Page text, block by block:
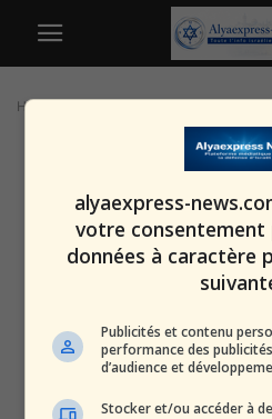
Home
alyaexpress-
votre
données à caractère
Publicités et contenu
performance des
d’audience et
Stocker et/ou accéder à